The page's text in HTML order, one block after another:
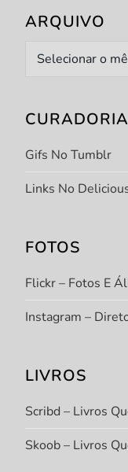
ARQUIVO
Arquivo
CURADORIA
Gifs No Tumblr
Links No
FOTOS
Flickr – Fotos E
Instagram –
LIVROS
Scribd – Livros
Skoob – Livros